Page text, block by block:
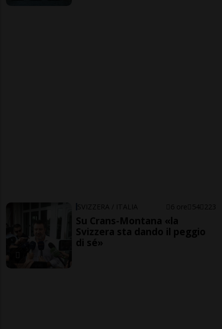
SVIZZERA / ITALIA 6 ore 54 223
Su Crans-Montana «la
Svizzera sta dando il peggio
di sé»